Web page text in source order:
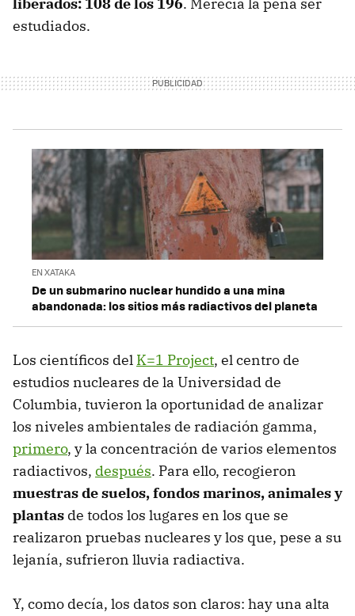
estudiados.
EN XATAKA
De un submarino nuclear hundido a una mina
abandonada: los sitios más radiactivos del planeta
Los científicos del K=1 Project, el centro de
estudios nucleares de la Universidad de
Columbia, tuvieron la oportunidad de analizar
los niveles ambientales de radiación gamma,
primero, y la concentración de varios elementos
radiactivos, después. Para ello, recogieron
muestras de suelos, fondos marinos, animales y
plantas de todos los lugares en los que se
realizaron pruebas nucleares y los que, pese a su
lejanía, sufrieron lluvia radiactiva.
Y, como decía, los datos son claros: hay una alta